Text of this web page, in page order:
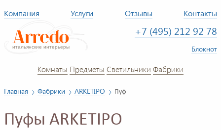
Компания Услуги Отзывы Контакты
+7 (495) 212 92 78
Блокнот
Комнаты Предметы Светильники Фабрики
Главная Фабрики ARKETIPO Пуф
Пуфы ARKETIPO